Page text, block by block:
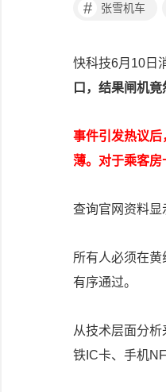
# 张雪机车
快科技6月10日
口，结果闸机
事件引发热议
薄。对于乘客房
查询官网资料显
所有人必须在黄
有序通过。
从技术层面分
铁IC卡、手机